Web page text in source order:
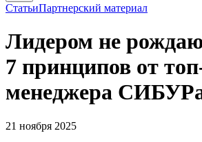
СтатьиПартнерский материал
Лидером не
7 принципов от
менеджера
21 ноября 2025